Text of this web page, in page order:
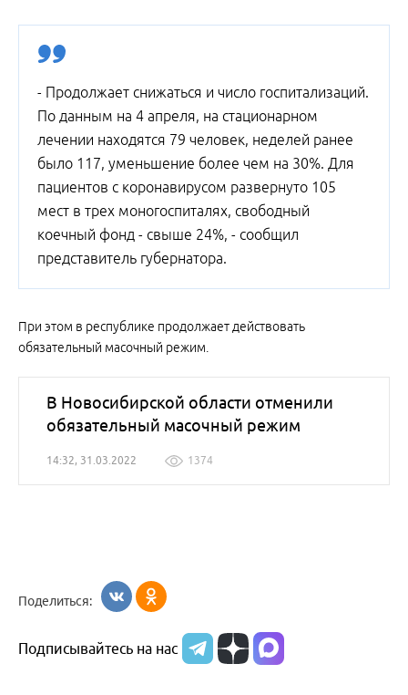
- Продолжает снижаться и число госпитализаций.
По данным на 4 апреля, на стационарном
лечении находятся 79 человек, неделей ранее
было 117, уменьшение более чем на 30%. Для
пациентов с коронавирусом развернуто 105
мест в трех моногоспиталях, свободный
коечный фонд - свыше 24%, - сообщил
представитель губернатора.
При этом в республике продолжает действовать
обязательный масочный режим.
В Новосибирской области отменили
обязательный масочный режим
14:32, 31.03.2022 1374
Поделиться:
Подписывайтесь на нас